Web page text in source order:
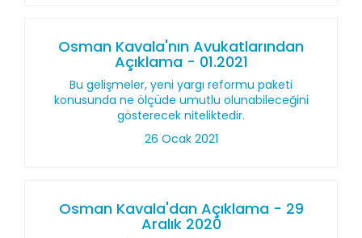
Osman Kavala'nın Avukatlarından
Açıklama - 01.2021
Bu gelişmeler, yeni yargı reformu paketi
konusunda ne ölçüde umutlu olunabileceğini
gösterecek niteliktedir.
26 Ocak 2021
Osman Kavala'dan Açıklama - 29
Aralık 2020